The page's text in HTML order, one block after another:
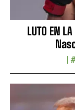
LUTO EN